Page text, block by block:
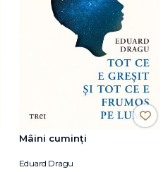
Mâini cuminți
Eduard Dragu